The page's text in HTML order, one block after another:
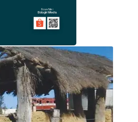
Twitter Gmail
Gmail